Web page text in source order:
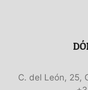
C. del León, 25,